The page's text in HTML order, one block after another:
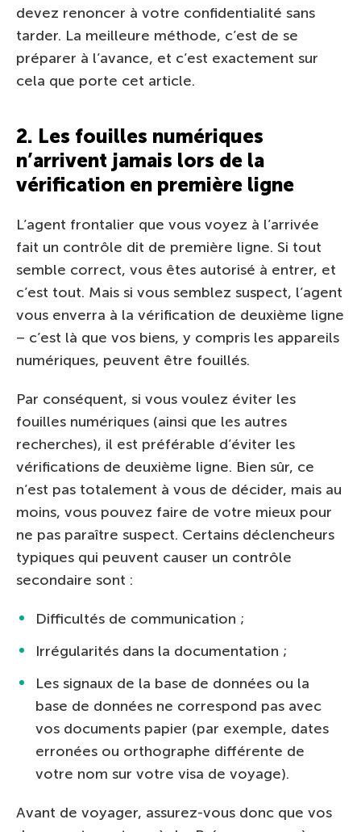
devez renoncer à votre confidentialité sans
tarder. La meilleure méthode, c’est de se
préparer à l’avance, et c’est exactement sur
cela que porte cet article.
2. Les fouilles numériques
n’arrivent jamais lors de la
vérification en première ligne
L’agent frontalier que vous voyez à l’arrivée
fait un contrôle dit de première ligne. Si tout
semble correct, vous êtes autorisé à entrer, et
c’est tout. Mais si vous semblez suspect, l’agent
vous enverra à la vérification de deuxième ligne
– c’est là que vos biens, y compris les appareils
numériques, peuvent être fouillés.
Par conséquent, si vous voulez éviter les
fouilles numériques (ainsi que les autres
recherches), il est préférable d’éviter les
vérifications de deuxième ligne. Bien sûr, ce
n’est pas totalement à vous de décider, mais au
moins, vous pouvez faire de votre mieux pour
ne pas paraître suspect. Certains déclencheurs
typiques qui peuvent causer un contrôle
secondaire sont :
Difficultés de communication ;
Irrégularités dans la documentation ;
Les signaux de la base de données ou la
base de données ne correspond pas avec
vos documents papier (par exemple, dates
erronées ou orthographe différente de
votre nom sur votre visa de voyage).
Avant de voyager, assurez-vous donc que vos